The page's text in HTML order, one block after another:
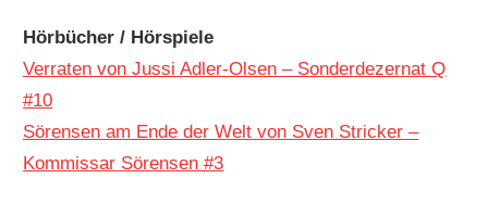
Hörbücher / Hörspiele
Verraten von Jussi Adler-Olsen – Sonderdezernat Q
#10
Sörensen am Ende der Welt von Sven Stricker –
Kommissar Sörensen #3